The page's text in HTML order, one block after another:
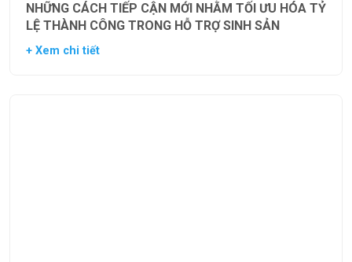
NHỮNG CÁCH TIẾP CẬN MỚI NHẰM TỐI ƯU HÓA TỶ
LỆ THÀNH CÔNG TRONG HỖ TRỢ SINH SẢN
+ Xem chi tiết